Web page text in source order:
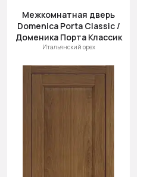
Межкомнатная дверь
Domenica Porta Classic /
Доменика Порта Классик
Итальянский орех